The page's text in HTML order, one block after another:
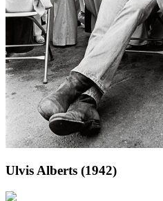
Ulvis Alberts (1942)